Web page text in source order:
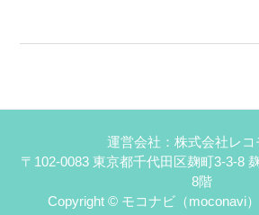
運営会社：株式会社レコ
〒102-0083 東京都千代田区麹町3-3-8
8階
Copyright © モコナビ（moconavi